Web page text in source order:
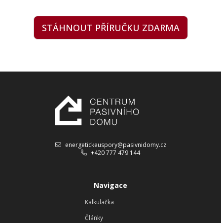
STÁHNOUT PŘÍRUČKU ZDARMA
energetickeuspory@pasivnidomy.cz
+420 777 479 144
Navigace
Kalkulačka
Články